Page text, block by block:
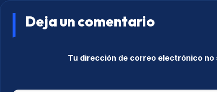
Deja un comentario
Tu dirección de correo electrónico no